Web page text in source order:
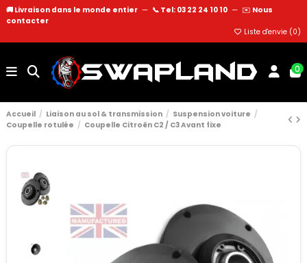
🚚 Livraison dans le monde entier — 📞 Tel: 03 22 24 10 10 — ✉️ Nous
contacter
Liste d'envie (0)
0
Accueil Liaison au sol & transmission
Suspension voiture
Coupelle rotulée
Coupelle Citroën C2 / C3 Avant fixe